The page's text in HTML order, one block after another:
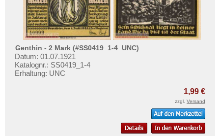
Glauchau
Glogau
Glücksburg
Glückstadt
Gnarrenburg
Testbanknoten
Banknotenbriefe
Kataloge
Aufbewahrung
Gutscheine
Genthin - 2 Mark (#SS0419_1-4_UNC)
Datum: 01.07.1921
Katalognr.: SS0419_1-4
Erhaltung: UNC
1,99 €
zzgl. Versand